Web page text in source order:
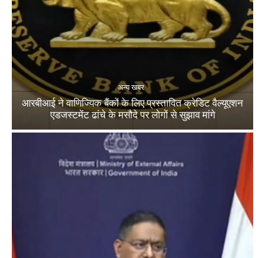
अन्य खबर
आरबीआई ने वाणिज्यिक बैंकों के लिए प्रस्तावित क्रेडिट वैल्यूएशन
एडजस्टमेंट ढांचे के मसौदे पर लोगों से सुझाव मांगे